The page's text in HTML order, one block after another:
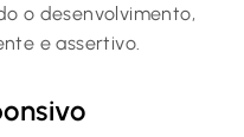
o desenvolvimento,
e assertivo.